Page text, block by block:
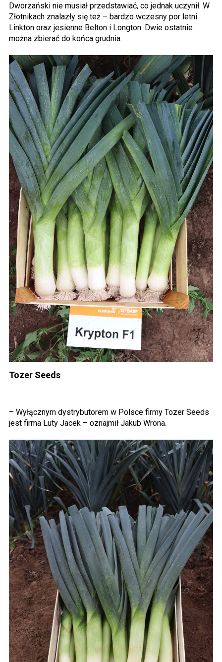
Dworzański nie musiał przedstawiać, co jednak uczynił. W
Złotnikach znalazły się też – bardzo wczesny por letni
Linkton oraz jesienne Belton i Longton. Dwie ostatnie
można zbierać do końca grudnia.
Tozer Seeds
– Wyłącznym dystrybutorem w Polsce firmy Tozer Seeds
jest firma Luty Jacek – oznajmił Jakub Wrona.